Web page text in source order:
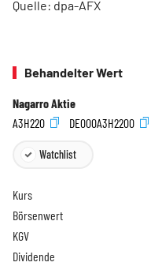
Quelle: dpa-AFX
Behandelter Wert
Nagarro Aktie
A3H220
DE000A3H2200
Watchlist
Kurs
Börsenwert
KGV
Dividende